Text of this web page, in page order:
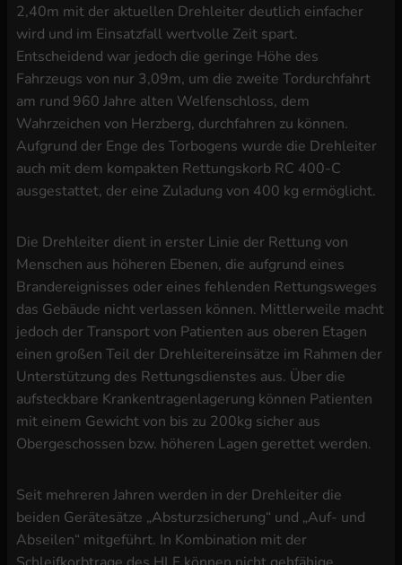
2,40m mit der aktuellen Drehleiter deutlich einfacher
wird und im Einsatzfall wertvolle Zeit spart.
Entscheidend war jedoch die geringe Höhe des
Fahrzeugs von nur 3,09m, um die zweite Tordurchfahrt
am rund 960 Jahre alten Welfenschloss, dem
Wahrzeichen von Herzberg, durchfahren zu können.
Aufgrund der Enge des Torbogens wurde die Drehleiter
auch mit dem kompakten Rettungskorb RC 400-C
ausgestattet, der eine Zuladung von 400 kg ermöglicht.
Die Drehleiter dient in erster Linie der Rettung von
Menschen aus höheren Ebenen, die aufgrund eines
Brandereignisses oder eines fehlenden Rettungsweges
das Gebäude nicht verlassen können. Mittlerweile macht
jedoch der Transport von Patienten aus oberen Etagen
einen großen Teil der Drehleitereinsätze im Rahmen der
Unterstützung des Rettungsdienstes aus. Über die
aufsteckbare Krankentragenlagerung können Patienten
mit einem Gewicht von bis zu 200kg sicher aus
Obergeschossen bzw. höheren Lagen gerettet werden.
Seit mehreren Jahren werden in der Drehleiter die
beiden Gerätesätze „Absturzsicherung“ und „Auf- und
Abseilen“ mitgeführt. In Kombination mit der